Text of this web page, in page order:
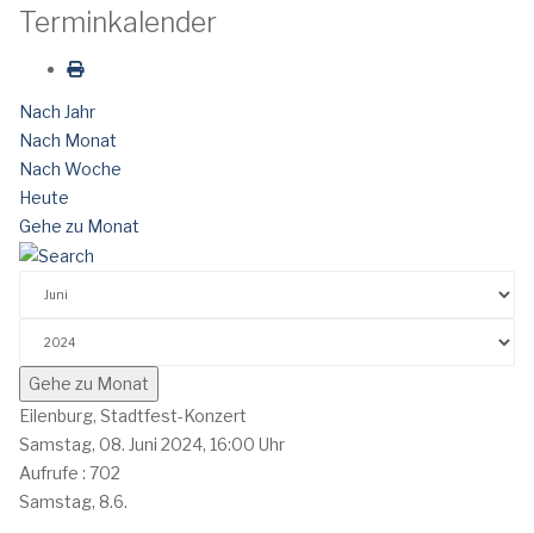
Terminkalender
Nach Jahr
Nach Monat
Nach Woche
Heute
Gehe zu Monat
Gehe zu Monat
Eilenburg, Stadtfest-Konzert
Samstag, 08. Juni 2024, 16:00 Uhr
Aufrufe : 702
Samstag, 8.6.